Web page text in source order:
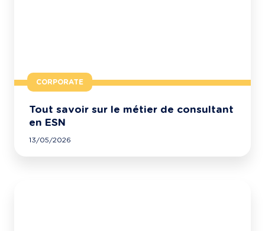
CORPORATE
Tout savoir sur le métier de consultant
en ESN
13/05/2026